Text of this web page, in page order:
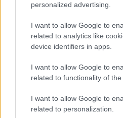
personalized advertising.
I want to allow Google to
related to analytics like
device identifiers in apps.
I want to allow Google to
related to functionality of the
I want to allow Google to
related to personalization.
Michelle Gisin e la sfida del